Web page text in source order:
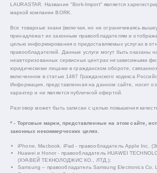
LAURASTAR. Название "Bork-Import" является
маркой компании BORK.
Все товарные знаки (включая, но не ограничиваясь
принадлежат их законным правообладателям и
целью информирования о предоставляемых услугах в
правообладателей. Данные услуги могут быть оказаны
неавторизованных сервисных центрах независимыми
юридическими лицами в гражданском обороте,
включенном в статью 1487 Гражданского кодекса
Информация, представленная на данном сайте, носит
характер и не является публичной офертой.
Разговор может быть записан с целью повышения
* - Торговые марки, представленные на этом сайте,
законных некоммерческих целях.
iPhone, Macbook, iPad - правообладатель Apple Inc.
Huawei и Honor - правообладатель HUAWEI
(ХУАВЕЙ ТЕКНОЛОДЖИС КО., ЛТД.);
Samsung – правообладатель Samsung Electronics Co.